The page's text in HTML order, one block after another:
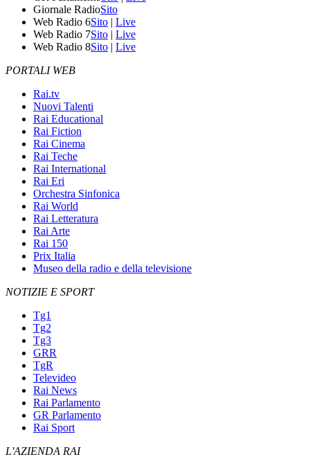
Giornale RadioSito
Web Radio 6Sito | Live
Web Radio 7Sito | Live
Web Radio 8Sito | Live
PORTALI WEB
Rai.tv
Nuovi Talenti
Rai Educational
Rai Fiction
Rai Cinema
Rai Teche
Rai International
Rai Eri
Orchestra Sinfonica
Rai World
Rai Letteratura
Rai Arte
Rai 150
Prix Italia
Museo della radio e della televisione
NOTIZIE E SPORT
Tg1
Tg2
Tg3
GRR
TgR
Televideo
Rai News
Rai Parlamento
GR Parlamento
Rai Sport
L'AZIENDA RAI